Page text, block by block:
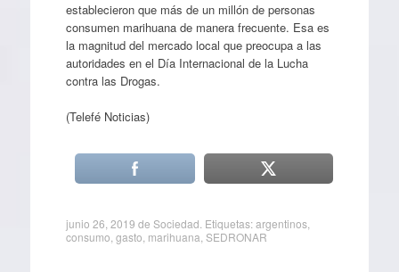
establecieron que más de un millón de personas
consumen marihuana de manera frecuente. Esa es
la magnitud del mercado local que preocupa a las
autoridades en el Día Internacional de la Lucha
contra las Drogas.
(Telefé Noticias)
junio 26, 2019 de Sociedad . Etiquetas:argentinos,
consumo gasto marihuana SEDRONAR